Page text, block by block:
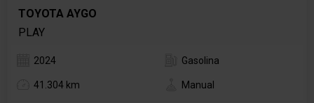
TOYOTA AYGO
PLAY
2024 Gasolina
41.304 km Manual